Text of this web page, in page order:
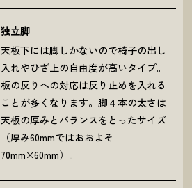
独立脚
天板下には脚しかないので椅子の出し
入れやひざ上の自由度が高いタイプ。
板の反りへの対応は反り止めを入れる
ことが多くなります。脚４本の太さは
天板の厚みとバランスをとったサイズ
（厚み60mmではおおよそ
70mm×60mm）。